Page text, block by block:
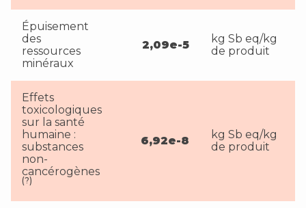
Épuisement
des
ressources
minéraux
2,09e-5
kg Sb eq/kg
de produit
Effets
toxicologiques
sur la santé
humaine :
substances
non-
cancérogènes
(?)
6,92e-8
kg Sb eq/kg
de produit